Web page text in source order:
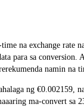
na exchange
para sa conversion.
namin na
ng €0.002159,
ma-convert sa